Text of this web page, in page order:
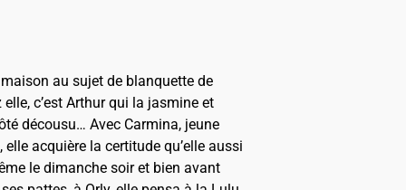
au sujet de blanquette de
c’est Arthur qui la jasmine et
décousu… Avec Carmina, jeune
acquière la certitude qu’elle aussi
le dimanche soir et bien avant